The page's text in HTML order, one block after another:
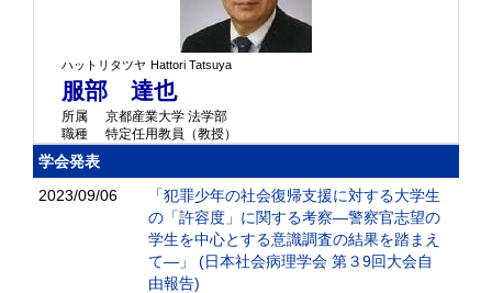
ハットリタツヤ Hattori Tatsuya
服部 達也
所属
京都産業大学 法学部
職種
特定任用教員（教授）
学会発表
2023/09/06
「犯罪少年の社会復帰支援に対する大学生
の「許容度」に関する考察―警察官志望の
学生を中心とする意識調査の結果を踏まえ
て―」 (日本社会病理学会 第３9回大会自
由報告)